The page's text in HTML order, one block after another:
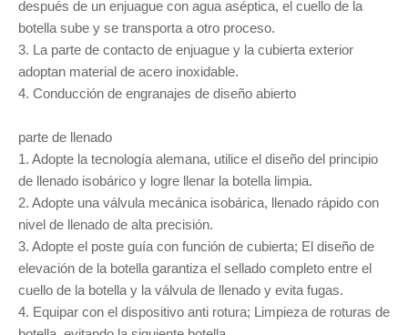
después de un enjuague con agua aséptica, el cuello de la
botella sube y se transporta a otro proceso.
3. La parte de contacto de enjuague y la cubierta exterior
adoptan material de acero inoxidable.
4. Conducción de engranajes de diseño abierto
parte de llenado
1. Adopte la tecnología alemana, utilice el diseño del principio
de llenado isobárico y logre llenar la botella limpia.
2. Adopte una válvula mecánica isobárica, llenado rápido con
nivel de llenado de alta precisión.
3. Adopte el poste guía con función de cubierta; El diseño de
elevación de la botella garantiza el sellado completo entre el
cuello de la botella y la válvula de llenado y evita fugas.
4. Equipar con el dispositivo anti rotura; Limpieza de roturas de